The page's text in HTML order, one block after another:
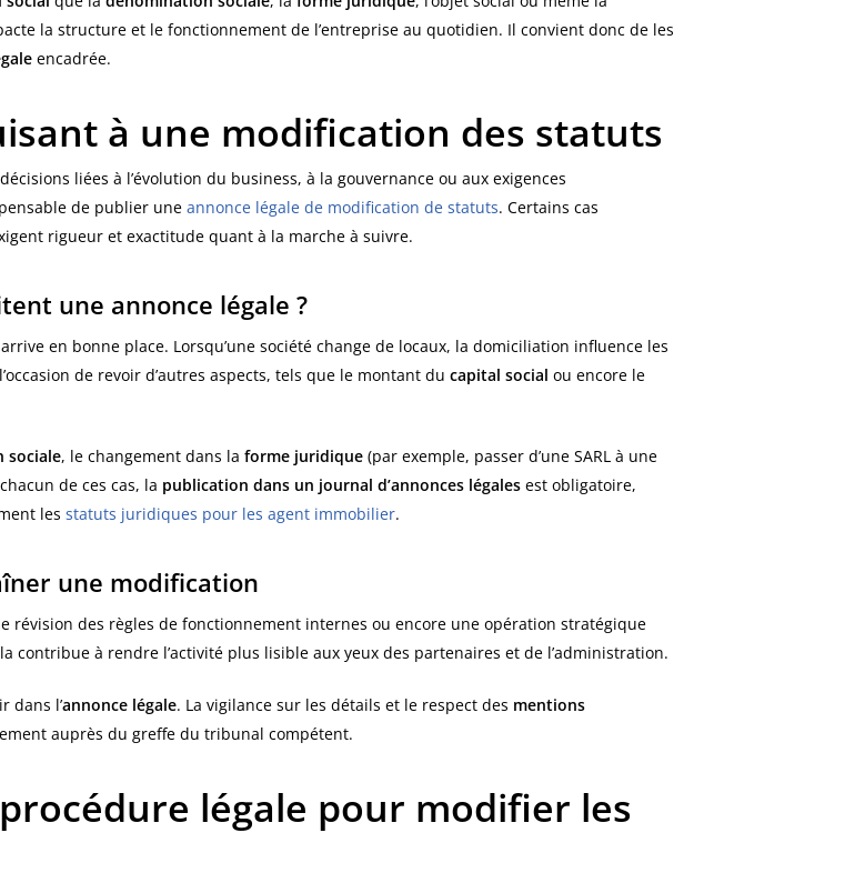
la structure et le fonctionnement de l’entreprise au quotidien. Il convient donc de les
encadrée.
à une modification des statuts
liées à l’évolution du business, à la gouvernance ou aux exigences
de publier une annonce légale de modification de statuts. Certains cas
rigueur et exactitude quant à la marche à suivre.
une annonce légale ?
arrive en bonne place. Lorsqu’une société change de locaux, la domiciliation influence les
de revoir d’autres aspects, tels que le montant du capital social ou encore le
sociale, le changement dans la forme juridique (par exemple, passer d’une SARL à une
de ces cas, la publication dans un journal d’annonces légales est obligatoire,
les statuts juridiques pour les agent immobilier.
une modification
révision des règles de fonctionnement internes ou encore une opération stratégique
contribue à rendre l’activité plus lisible aux yeux des partenaires et de l’administration.
dans l’annonce légale. La vigilance sur les détails et le respect des mentions
auprès du greffe du tribunal compétent.
légale pour modifier les